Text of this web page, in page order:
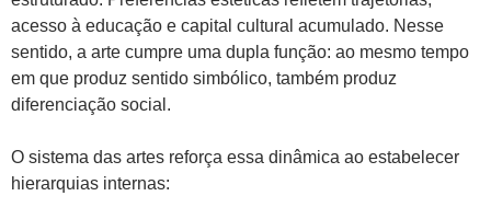
acesso à educação e capital cultural acumulado. Nesse
sentido, a arte cumpre uma dupla função: ao mesmo tempo
em que produz sentido simbólico, também produz
diferenciação social.
O sistema das artes reforça essa dinâmica ao estabelecer
hierarquias internas: